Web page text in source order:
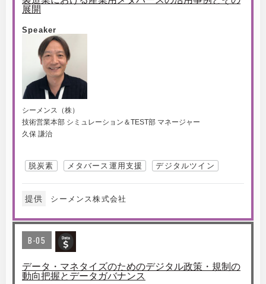
展開
Speaker
シーメンス（株）
技術営業本部 シミュレーション＆TEST部 マネージャー
久保 謙治
脱炭素 メタバース運用支援 デジタルツイン
提供 シーメンス株式会社
B-05
データ・マネタイズのためのデジタル政策・規制の
動向把握とデータガバナンス